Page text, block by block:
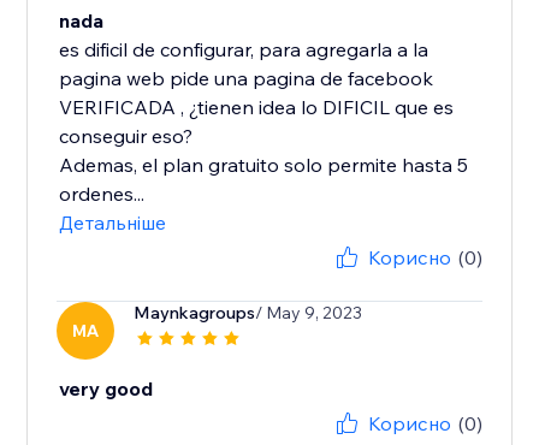
nada
es dificil de configurar, para agregarla a la
pagina web pide una pagina de facebook
VERIFICADA , ¿tienen idea lo DIFICIL que es
conseguir eso?
Ademas, el plan gratuito solo permite hasta 5
ordenes...
Детальніше
Корисно (0)
MA
Maynkagroups/ May 9, 2023
very good
Корисно (0)